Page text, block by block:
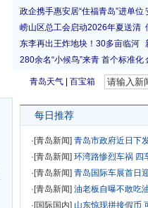
青岛天气 百宝箱
每日推荐
·[青岛新闻] 青岛市政府近日下
·[青岛新闻] 环湾路惨烈车祸 四
·[青岛新闻] 青岛国际车展首日
·[青岛新闻] 油老板自曝不敢吃
·[国际国内] 山东惊现拼接假币